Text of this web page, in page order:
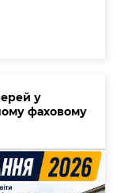
у
фаховому